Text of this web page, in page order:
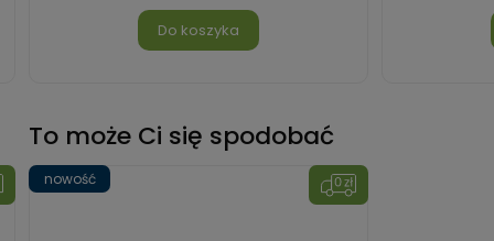
Do koszyka
To może Ci się spodobać
nowość